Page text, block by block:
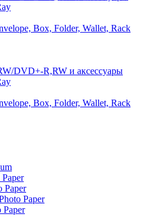
Box, Folder, Wallet, Rack
DVD+-R,RW и аксессуары
Box, Folder, Wallet, Rack
Paper
Paper
Paper